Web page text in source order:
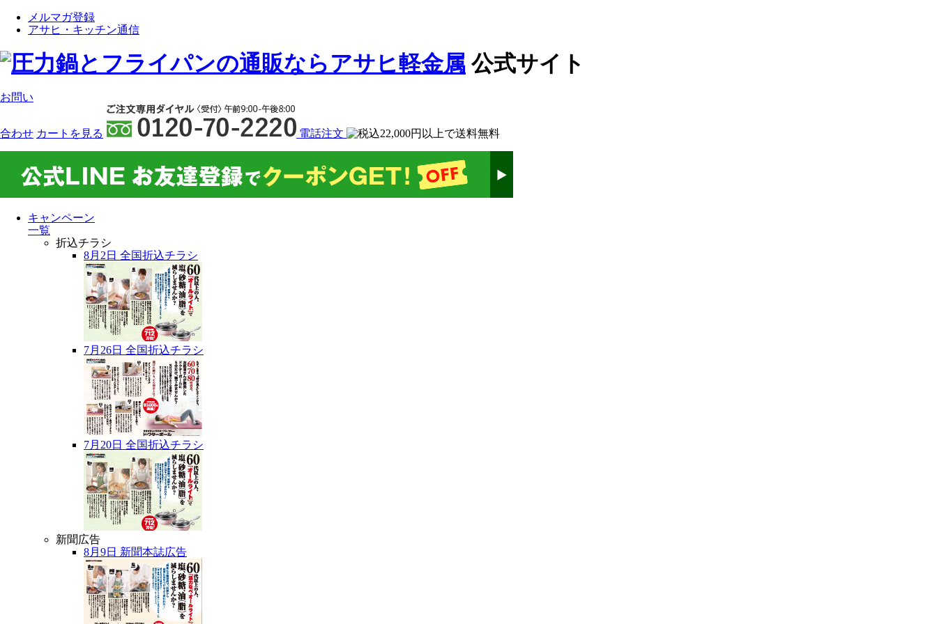
メルマガ登録
アサヒ・キッチン通信
公式サイト
お問い
合わせ カート を見る 電話注文
キャンペーン
一覧
折込チラシ
8月2日 全国折込チラシ
7月26日 全国折込チラシ
7月20日 全国折込チラシ
新聞広告
8月9日 新聞本誌広告